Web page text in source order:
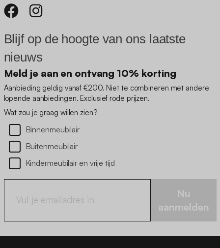
Blijf op de hoogte van ons laatste
nieuws
Meld je aan en ontvang 10% korting
Aanbieding geldig vanaf €200. Niet te combineren met andere
lopende aanbiedingen. Exclusief rode prijzen.
Wat zou je graag willen zien?
Binnenmeubilair
Buitenmeubilair
Kindermeubilair en vrije tijd
Nu
aanmelden